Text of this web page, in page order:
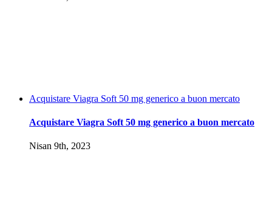
Acquistare Viagra Soft 50 mg generico a buon mercato
Acquistare Viagra Soft 50 mg generico a buon mercato
Nisan 9th, 2023